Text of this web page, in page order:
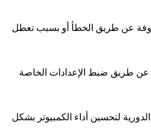
عن طريق الخطأ أو بسبب تعطل
عن طريق ضبط الإعدادات الخاصة
لتحسين أداء الكمبيوتر بشكل